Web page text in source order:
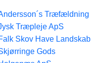
Træfældning
Træpleje ApS
Skov Have Landskab
Gods